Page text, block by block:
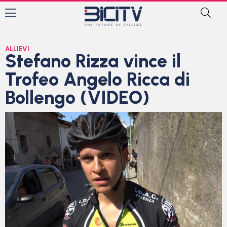
ALLIEVI
Stefano Rizza vince il
Trofeo Angelo Ricca di
Bollengo (VIDEO)